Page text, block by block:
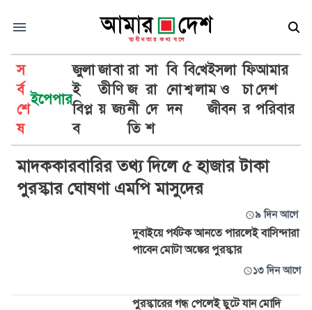
স
র্ব
শে
ষ
ইপেপার
জুলা
ই
বিপ্ল
ব
জা
তী
য়
বা
ণি
জ্য
রা
জ
নী
তি
সা
রা
দে
শ
বি
নো
দন
বি
শ্ব
খে
লা
ইসলা
ম ও
জীবন
ফি
চা
র
আমার
দেশ
পরিবার
পুরস্কার
মাদককারবারির তথ্য দিলে ৫ হাজার টাকা
পুরস্কার ঘোষণা এমপি মাসুদের
৯ দিন আগে
দুবাইয়ে পর্যটক আনতে পারলেই বাসিন্দারা
পাবেন মোটা অঙ্কের পুরস্কার
১৩ দিন আগে
পুরস্কারের গন্ধ পেলেই ছুটে যান মোদি